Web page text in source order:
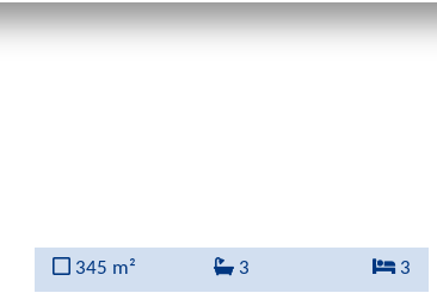
345 m² 3 3